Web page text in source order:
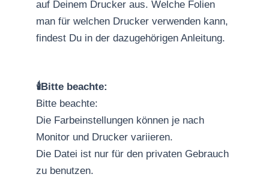
auf Deinem Drucker aus. Welche Folien
man für welchen Drucker verwenden kann,
findest Du in der dazugehörigen Anleitung.
🕯️Bitte beachte:
Bitte beachte:
Die Farbeinstellungen können je nach
Monitor und Drucker variieren.
Die Datei ist nur für den privaten Gebrauch
zu benutzen.